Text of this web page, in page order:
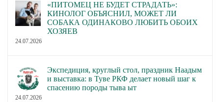
«ПИТОМЕЦ НЕ БУДЕТ СТРАДАТЬ»:
КИНОЛОГ ОБЪЯСНИЛ, МОЖЕТ ЛИ
СОБАКА ОДИНАКОВО ЛЮБИТЬ ОБОИХ
ХОЗЯЕВ
24.07.2026
Экспедиция, круглый стол, праздник Наадым
и выставка: в Туве РКФ делает новый шаг к
спасению породы тыва ыт
24.07.2026